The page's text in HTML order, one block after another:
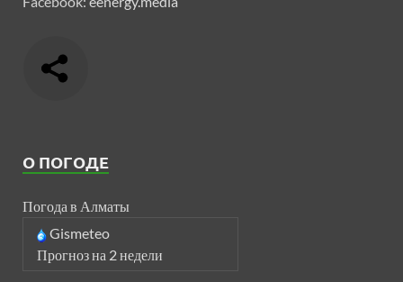
О ПОГОДЕ
Погода в Алматы
Gismeteo
Прогноз на 2 недели